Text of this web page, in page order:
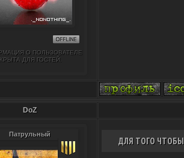
О ПОЛЬЗОВАТЕЛЕ
ДЛЯ ГОСТЕЙ.
DoZ
Патрульный
ДЛЯ ТОГО ЧТОБЫ